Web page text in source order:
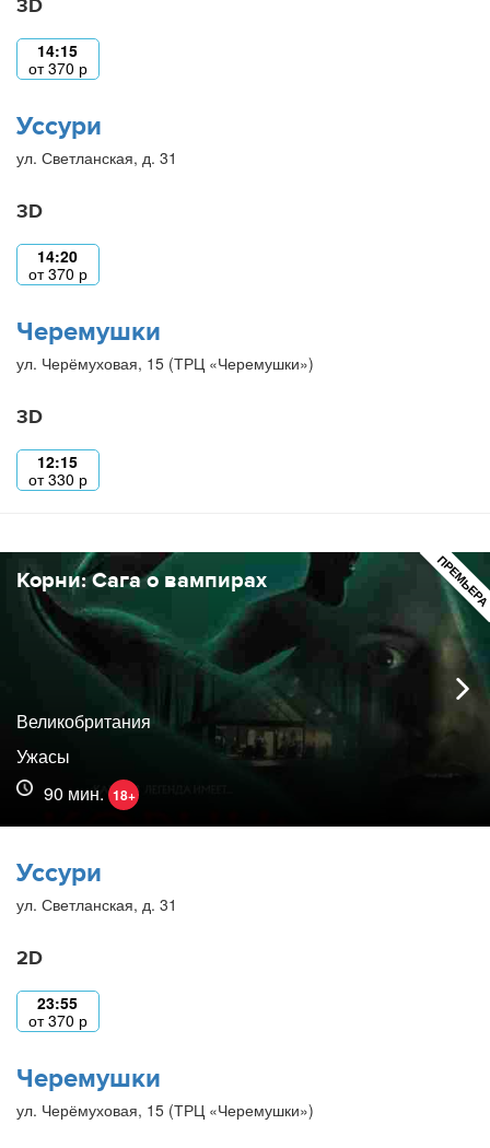
3D
14:15
от370 р
Уссури
ул. Светланская, д. 31
3D
14:20
от370 р
Черемушки
ул. Черёмуховая, 15 (ТРЦ «Черемушки»)
3D
12:15
от330 р
Корни: Сага о вампирах
Великобритания
Ужасы
90 мин. 18+
Уссури
ул. Светланская, д. 31
2D
23:55
от370 р
Черемушки
ул. Черёмуховая, 15 (ТРЦ «Черемушки»)